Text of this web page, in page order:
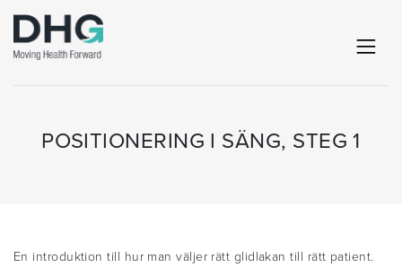
POSITIONERING I SÄNG, STEG 1
En introduktion till hur man väljer rätt glidlakan till rätt patient.